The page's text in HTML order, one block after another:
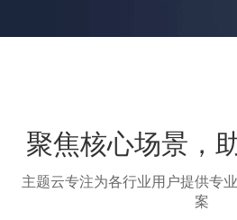
聚焦核心场景，
主题云专注为各行业用户提供专
案